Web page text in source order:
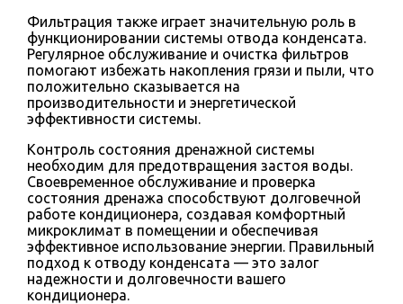
Фильтрация также играет значительную роль в
функционировании системы отвода конденсата.
Регулярное обслуживание и очистка фильтров
помогают избежать накопления грязи и пыли, что
положительно сказывается на
производительности и энергетической
эффективности системы.
Контроль состояния дренажной системы
необходим для предотвращения застоя воды.
Своевременное обслуживание и проверка
состояния дренажа способствуют долговечной
работе кондиционера, создавая комфортный
микроклимат в помещении и обеспечивая
эффективное использование энергии. Правильный
подход к отводу конденсата — это залог
надежности и долговечности вашего
кондиционера.